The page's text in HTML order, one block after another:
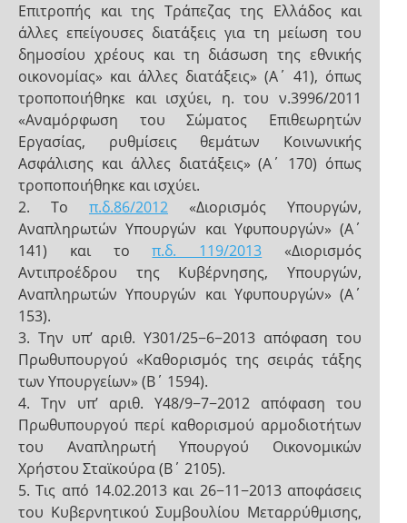
Επιτροπής και της Τράπεζας της Ελλάδος και
άλλες επείγουσες διατάξεις για τη μείωση του
δημοσίου χρέους και τη διάσωση της εθνικής
οικονομίας» και άλλες διατάξεις» (Α΄ 41), όπως
τροποποιήθηκε και ισχύει, η. του ν.3996/2011
«Αναμόρφωση του Σώματος Επιθεωρητών
Εργασίας, ρυθμίσεις θεμάτων Κοινωνικής
Ασφάλισης και άλλες διατάξεις» (Α΄ 170) όπως
τροποποιήθηκε και ισχύει.
2. Το π.δ.86/2012 «Διορισμός Υπουργών,
Αναπληρωτών Υπουργών και Υφυπουργών» (Α΄
141) και τοπ.δ. 119/2013 «Διορισμός
Αντιπροέδρου της Κυβέρνησης, Υπουργών,
Αναπληρωτών Υπουργών και Υφυπουργών» (Α΄
153).
3. Την υπ’ αριθ. Υ301/25−6−2013 απόφαση του
Πρωθυπουργού «Καθορισμός της σειράς τάξης
των Υπουργείων» (Β΄ 1594).
4. Την υπ’ αριθ. Υ48/9−7−2012 απόφαση του
Πρωθυπουργού περί καθορισμού αρμοδιοτήτων
του Αναπληρωτή Υπουργού Οικονομικών
Χρήστου Σταϊκούρα (Β΄ 2105).
5. Τις από 14.02.2013 και 26−11−2013 αποφάσεις
του Κυβερνητικού Συμβουλίου Μεταρρύθμισης,